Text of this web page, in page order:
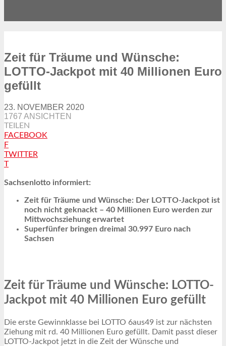
Zeit für Träume und Wünsche:
LOTTO-Jackpot mit 40 Millionen Euro
gefüllt
23. NOVEMBER 2020
1767 ANSICHTEN
TEILEN
FACEBOOK
F
TWITTER
T
Sachsenlotto informiert:
Zeit für Träume und Wünsche: Der LOTTO-Jackpot ist
noch nicht geknackt – 40 Millionen Euro werden zur
Mittwochsziehung erwartet
Superfünfer bringen dreimal 30.997 Euro nach
Sachsen
Zeit für Träume und Wünsche: LOTTO-
Jackpot mit 40 Millionen Euro gefüllt
Die erste Gewinnklasse bei LOTTO 6aus49 ist zur nächsten
Ziehung mit rd. 40 Millionen Euro gefüllt. Damit passt dieser
LOTTO-Jackpot jetzt in die Zeit der Wünsche und